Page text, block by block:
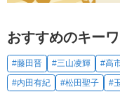
おすすめのキー
#藤田晋 #三山凌輝 #高
#内田有紀
#松田聖子 #